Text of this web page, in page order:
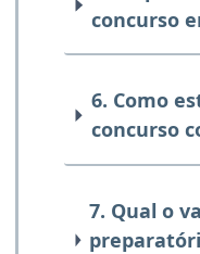
concurso
6. Como
concurso
7. Qual o